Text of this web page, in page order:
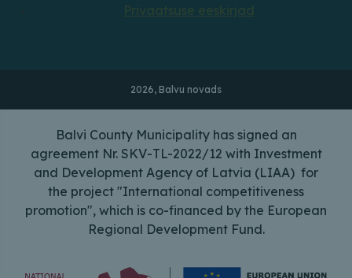
Privaatsuse eeskirjad
2026, Balvu novads
Balvi County Municipality has signed an
agreement Nr. SKV-TL-2022/12 with Investment
and Development Agency of Latvia (LIAA) for
the project "International competitiveness
promotion", which is co-financed by the European
Regional Development Fund.